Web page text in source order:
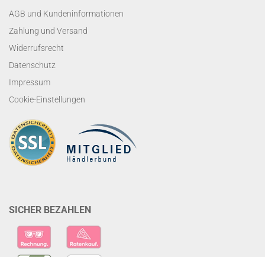
AGB und Kundeninformationen
Zahlung und Versand
Widerrufsrecht
Datenschutz
Impressum
Cookie-Einstellungen
SICHER BEZAHLEN